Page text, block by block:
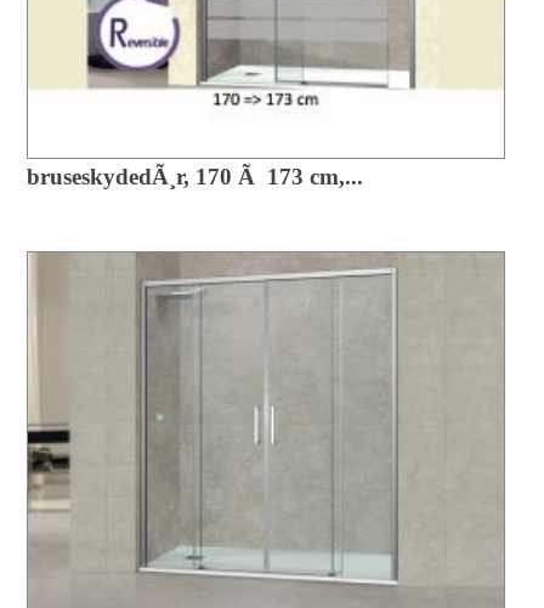
bruseskydedÃ¸r, 170 Ã 173 cm,...